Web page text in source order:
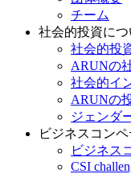
チーム
社会的投資につ
社会的投
ARUNの
社会的イ
ARUNの
ジェンダ
ビジネスコン
ビジネス
CSI